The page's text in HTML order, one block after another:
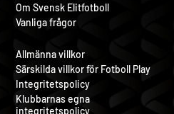
Om Svensk Elitfotboll
Vanliga frågor
Allmänna villkor
Särskilda villkor för Fotboll Play
Integritetspolicy
Klubbarnas egna
integritetspolicy